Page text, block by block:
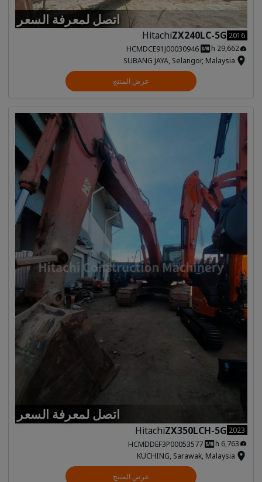
اتصل لمعرفة السعر
2016
ZX240LC-5G
Hitachi
29,662 h
HCMDCE91J00030946
SUBANG JAYA, Selangor, Malaysia
عرض المنتج
اتصل لمعرفة السعر
2023
ZX350LCH-5G
Hitachi
6,763 h
HCMDDEF3P00053577
KUCHING, Sarawak, Malaysia
عرض المنتج